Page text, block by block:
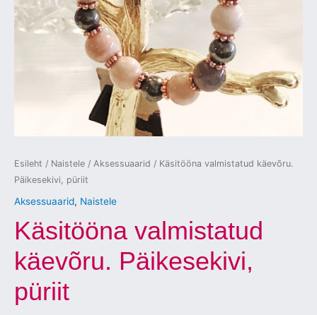
Esileht / Naistele / Aksessuaarid / Käsitööna valmistatud käevõru.
Päikesekivi, püriit
Aksessuaarid, Naistele
Käsitööna valmistatud
käevõru. Päikesekivi,
püriit